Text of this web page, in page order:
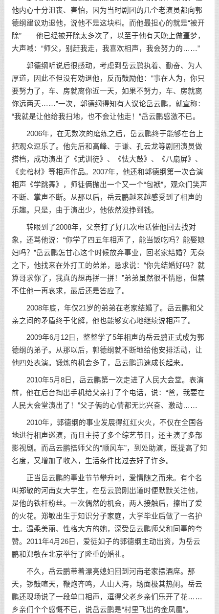
他内心十分沮丧、害怕，因为当时剧团的几个老演员都向郭
德纲建议劝退他，说他不是这块料。而他最担心的就是“被开
除”——他已经被开除太多次了，以至于他有天晚上做噩梦，
大声喊：“师父，别赶我走，我喜欢相声，我会努力的……”
郭德纲听说后很感动，考虑到岳云鹏执着、勤奋、为人
厚道，因此不但没有劝退他，反而鼓励他：“事在人为，你只
要努力了，车、房就离你近一天，如果不努力，车、房就离
你远两天……”一次，郭德纲得知有人议论岳云鹏，就宣称：
“我就是让他给我扫地，也不会让他走！”岳云鹏感激不已。
2006年，在无数次的磨练之后，岳云鹏终于能够在台上
把观众逗乐了。他先后和高峰、于谦、孔云龙等剧团演员做
搭档，成功演出了《武训徒》、《怯大鼓》、《八扇屏》、
《卖棺材》等相声作品。2007年，他还和郭德纲第一次合演
相声《学跳舞》，师徒俩抛出一个又一个“包袱”，观众们笑声
不断、掌声不断。从那以后，岳云鹏越来越感受到了相声的
乐趣。只是，由于演出少，他依然没挣到钱。
转眼到了2008年，父亲打了好几次电话催他回去找对
象，还骂他说：“你学了四五年相声了，能当饭吃吗？能娶媳
妇吗？”岳云鹏怎甘心这个时候放弃事业，回老家结婚？无奈
之下，他找来在外打工的弟弟，恳求说：“你先结婚好吗？就
算哥求你了，我真的想再拼一拼！”弟弟虽然很不情愿，但禁
不住他一再哀求，最后还是答应了。
2008年底，年仅21岁的弟弟在老家结婚了。岳云鹏和父
亲之间的矛盾终于化解，他也能够安心地继续说相声了。
2009年6月12日，整整学了5年相声的岳云鹏正式成为郭
德纲的弟子。从那以后，郭德纲就不断地给他安排活动，让
他四处表演。锻炼的机会多了，岳云鹏迅速成长起来。
2010年5月8日，岳云鹏第一次走进了人民大会堂。表演
前，他在后台掏出手机给父亲打了个电话，说：“爸，我要在
人民大会堂演出了！”父子俩的心情都无比兴奋、激动……
2010年，郭德纲的事业发展得红红火火，不仅在全国各
地进行相声巡演，而且主持了多个综艺节目，还主演了多部
影视剧。而岳云鹏搭师父的“顺风车”，到处助演，既提高了知
名度，又增加了收入，生活条件比过去好了许多。
正当岳云鹏的事业节节攀升时，爱情随之而来。有个名
叫郑敏的河南女大学生，在岳云鹏刚出道时便默默关注他，
是他的铁杆粉丝。一次偶然的机会，两人接触后，擦出了爱
的火花。郑敏出生于知识分子家庭，大学毕业后做了一名护
士。温柔美丽、性格大方的她，深受岳云鹏师父和同事的夸
赞。2011年4月26日，爱徒如子的郭德纲主动出资，为岳云
鹏和郑敏在北京举行了隆重的婚礼。
不久，岳云鹏带着漂亮媳妇回到河南老家摆酒席。那
天，锣鼓喧天，鞭炮齐鸣，人山人海，场面极其热闹。岳云
鹏还现场说了一段单口相声，逗得父老乡亲们乐开了花……
乡亲们个个感慨不已，说岳云鹏是“村里飞出的金凤凰”。